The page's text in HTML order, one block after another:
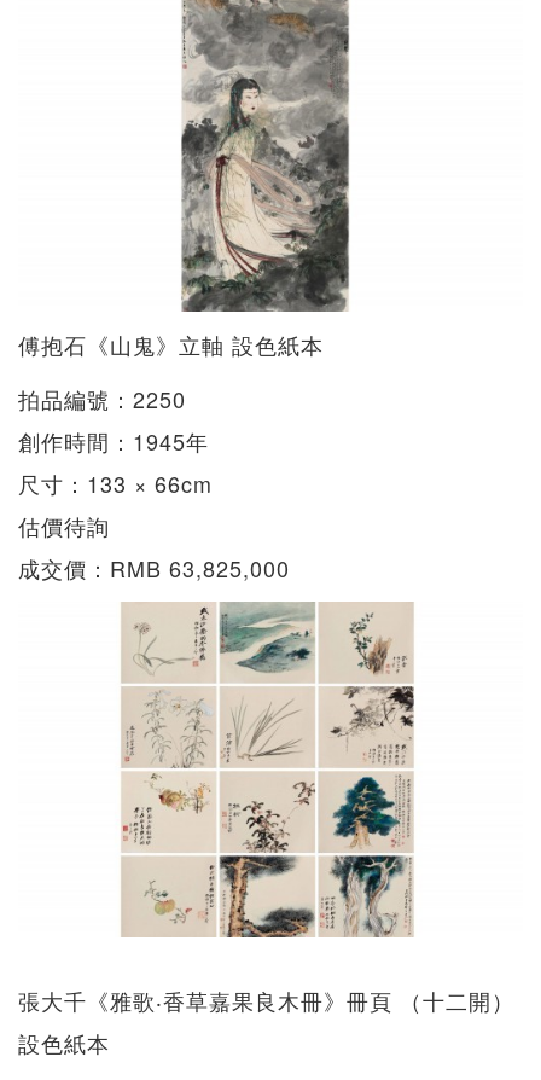
傅抱石《山鬼》立軸 設色紙本
拍品編號：2250
創作時間：1945年
尺寸：133 × 66cm
估價待詢
成交價：RMB 63,825,000
張大千《雅歌‧香草嘉果良木冊》冊頁 （十二開）
設色紙本